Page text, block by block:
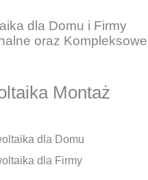
dla Domu i Firmy
oraz Kompleksowe
Montaż
dla Domu
dla Firmy